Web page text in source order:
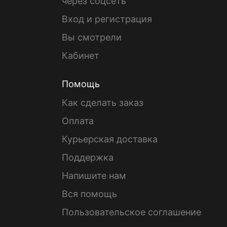
Вход и регистрация
Вы смотрели
Кабинет
Помощь
Как сделать заказ
Оплата
Курьерская доставка
Поддержка
Напишите нам
Вся помощь
Пользовательское соглашение